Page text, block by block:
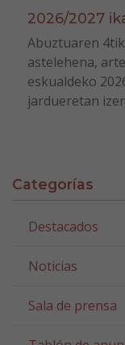
2026/2027
Abuztuaren
astelehena,
eskualdeko
jardueretan
Categorías
Destacados
Noticias
Sala de prensa